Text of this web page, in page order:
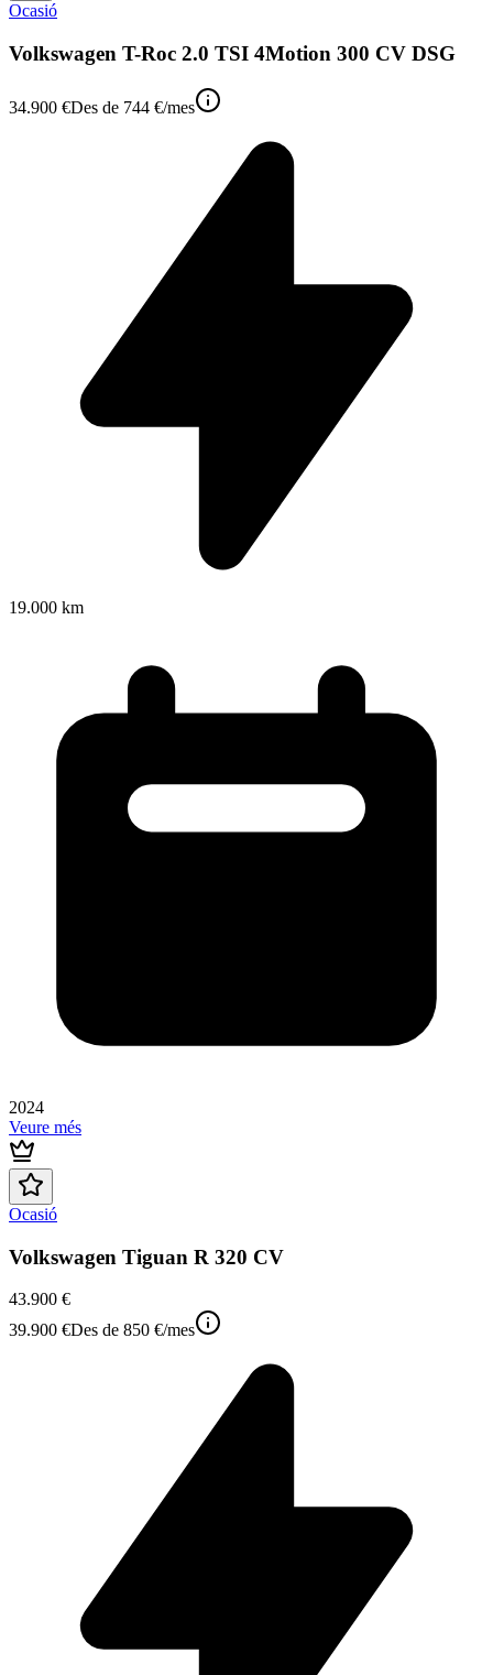
Ocasió
Volkswagen T-Roc 2.0 TSI 4Motion 300 CV DSG
34.900 €Des de 744 €/mes
19.000 km
2024
Veure més
Ocasió
Volkswagen Tiguan R 320 CV
43.900 €
39.900 €Des de 850 €/mes